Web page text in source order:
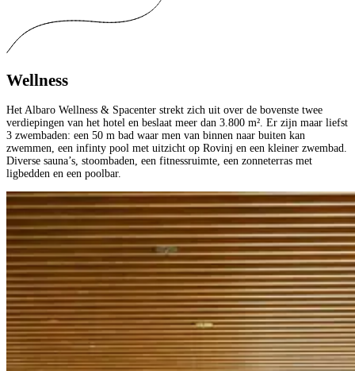
Wellness
Het Albaro Wellness & Spacenter strekt zich uit over de bovenste twee
verdiepingen van het hotel en beslaat meer dan 3.800 m². Er zijn maar liefst
3 zwembaden: een 50 m bad waar men van binnen naar buiten kan
zwemmen, een infinty pool met uitzicht op Rovinj en een kleiner zwembad.
Diverse sauna’s, stoombaden, een fitnessruimte, een zonneterras met
ligbedden en een poolbar.